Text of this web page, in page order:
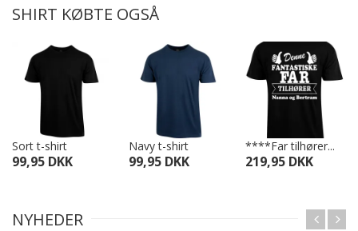
SHIRT KØBTE OGSÅ
Sort t-shirt
99,95 DKK
Navy t-shirt
99,95 DKK
****Far tilhører...
219,95 DKK
NYHEDER